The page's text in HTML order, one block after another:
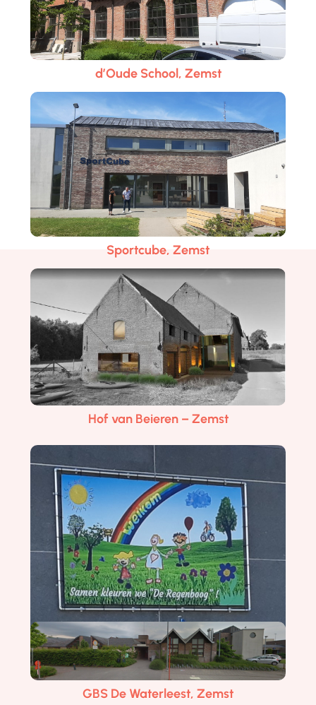
d’Oude School, Zemst
Sportcube, Zemst
Hof van Beieren – Zemst
GBS De Regenboog, Zemst
GBS De Waterleest, Zemst